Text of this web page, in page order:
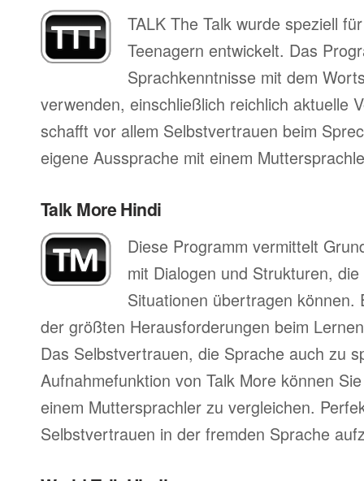
TALK The Talk wurde speziell
Teenagern entwickelt. Das
Sprachkenntnisse mit dem
verwenden, einschließlich reichlich aktuelle
schafft vor allem Selbstvertrauen beim
eigene Aussprache mit einem
Talk More Hindi
Diese Programm vermittelt
mit Dialogen und Strukturen,
Situationen übertragen können.
der größten Herausforderungen beim
Das Selbstvertrauen, die Sprache auch zu
Aufnahmefunktion von Talk More können
einem Muttersprachler zu vergleichen.
Selbstvertrauen in der fremden Sprache